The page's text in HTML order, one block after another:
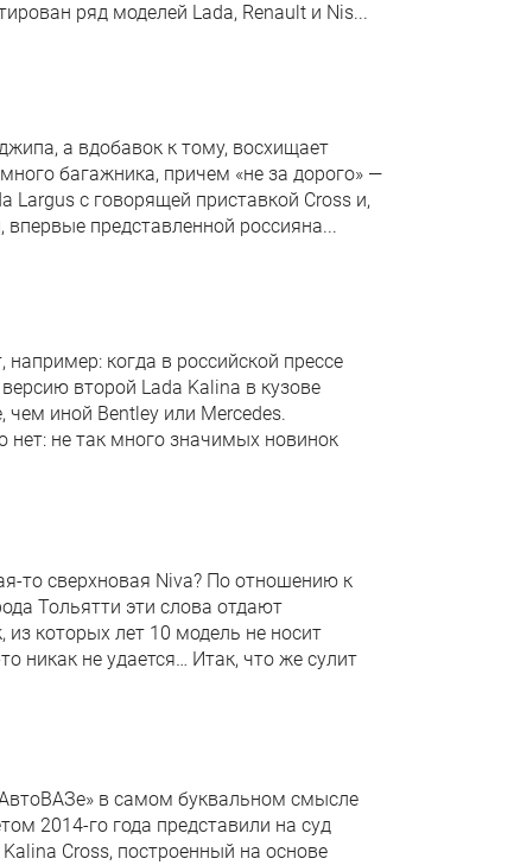
ряд моделей Lada, Renault и Nis...
а вдобавок к тому, восхищает
багажника, причем «не за дорого» —
Largus с говорящей приставкой Cross и,
представленной россияна...
когда в российской прессе
второй Lada Kalina в кузове
чем иной Bentley или Mercedes.
нет: не так много значимых новинок
то сверхновая Niva? По отношению к
Тольятти эти слова отдают
которых лет 10 модель не носит
никак не удается… Итак, что же сулит
в самом буквальном смысле
2014-го года представили на суд
Cross, построенный на основе